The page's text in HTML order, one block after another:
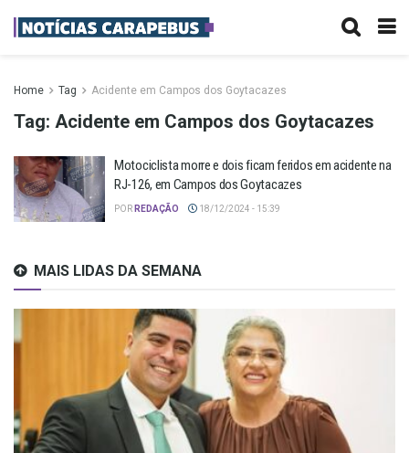
Home Tag Acidente em Campos dos Goytacazes
Tag: Acidente em Campos dos Goytacazes
Motociclista morre e dois ficam feridos em acidente na
RJ-126, em Campos dos Goytacazes
POR REDAÇÃO 18/12/2024 - 15:39
MAIS LIDAS DA SEMANA